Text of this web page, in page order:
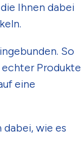
Ihnen dabei
So
echter Produkte
eine
wie es